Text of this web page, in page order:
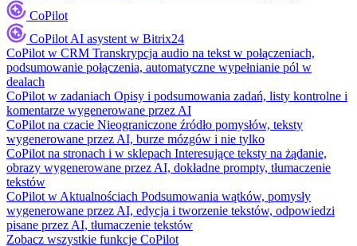
CoPilot
CoPilot AI asystent w Bitrix24
CoPilot w CRM Transkrypcja audio na tekst w połączeniach,
podsumowanie połączenia, automatyczne wypełnianie pól w
dealach
CoPilot w zadaniach Opisy i podsumowania zadań, listy kontrolne i
komentarze wygenerowane przez AI
CoPilot na czacie Nieograniczone źródło pomysłów, teksty
wygenerowane przez AI, burze mózgów i nie tylko
CoPilot na stronach i w sklepach Interesujące teksty na żądanie,
obrazy wygenerowane przez AI, dokładne prompty, tłumaczenie
tekstów
CoPilot w Aktualnościach Podsumowania wątków, pomysły
wygenerowane przez AI, edycja i tworzenie tekstów, odpowiedzi
pisane przez AI, tłumaczenie tekstów
Zobacz wszystkie funkcje CoPilot